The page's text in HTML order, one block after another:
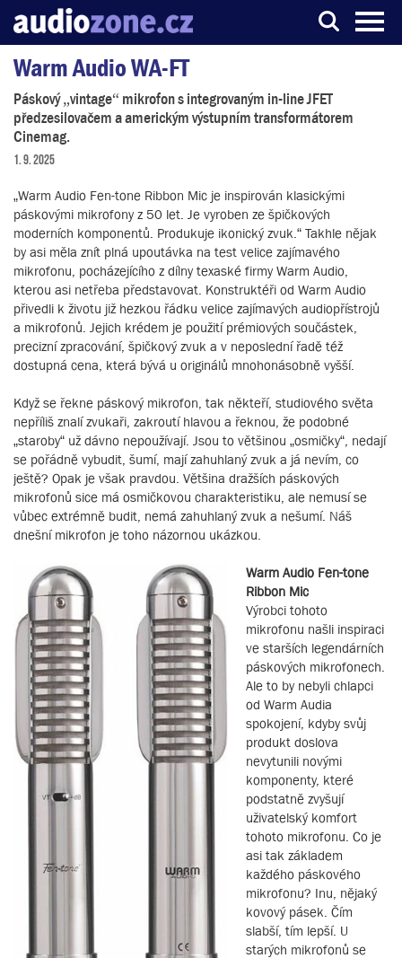
Server o digitálním zpracování zvuku
Warm Audio WA-FT
Páskový „vintage“ mikrofon s integrovaným in-line JFET
předzesilovačem a americkým výstupním transformátorem
Cinemag.
1. 9. 2025
„Warm Audio Fen-tone Ribbon Mic je inspirován klasickými
páskovými mikrofony z 50 let. Je vyroben ze špičkových
moderních komponentů. Produkuje ikonický zvuk.“ Takhle nějak
by asi měla znít plná upoutávka na test velice zajímavého
mikrofonu, pocházejícího z dílny texaské firmy Warm Audio,
kterou asi netřeba představovat. Konstruktéři od Warm Audio
přivedli k životu již hezkou řádku velice zajímavých audiopřístrojů
a mikrofonů. Jejich krédem je použití prémiových součástek,
precizní zpracování, špičkový zvuk a v neposlední řadě též
dostupná cena, která bývá u originálů mnohonásobně vyšší.
Když se řekne páskový mikrofon, tak někteří, studiového světa
nepříliš znalí zvukaři, zakroutí hlavou a řeknou, že podobné
„staroby“ už dávno nepoužívají. Jsou to většinou „osmičky“, nedají
se pořádně vybudit, šumí, mají zahuhlaný zvuk a já nevím, co
ještě? Opak je však pravdou. Většina dražších páskových
mikrofonů sice má osmičkovou charakteristiku, ale nemusí se
vůbec extrémně budit, nemá zahuhlaný zvuk a nešumí. Náš
dnešní mikrofon je toho názornou ukázkou.
Warm Audio Fen-tone
Ribbon Mic
Výrobci tohoto
mikrofonu našli inspiraci
ve starších legendárních
páskových mikrofonech.
Ale to by nebyli chlapci
od Warm Audia
spokojení, kdyby svůj
produkt doslova
nevytunili novými
komponenty, které
podstatně zvyšují
uživatelský komfort
tohoto mikrofonu. Co je
asi tak základem
každého páskového
mikrofonu? Inu, nějaký
kovový pásek. Čím
slabší, tím lepší. U
starých mikrofonů se